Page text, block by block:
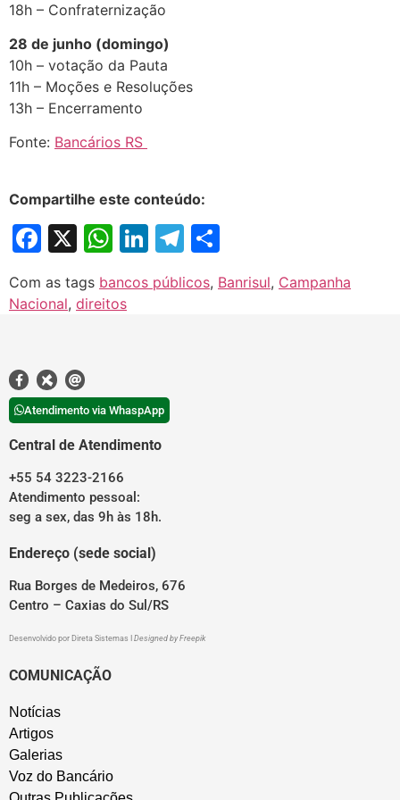
18h – Confraternização
28 de junho (domingo)
10h – votação da Pauta
11h – Moções e Resoluções
13h – Encerramento
Fonte: Bancários RS
Compartilhe este conteúdo:
Facebook
X WhatsApp
LinkedIn
Telegram
Com as tags bancos públicos, Banrisul, Campanha
Nacional, direitos
Atendimento via WhaspApp
Central de Atendimento
+55 54 3223-2166
Atendimento pessoal:
seg a sex, das 9h às 18h.
Endereço (sede social)
Rua Borges de Medeiros, 676
Centro – Caxias do Sul/RS
Desenvolvido por Direta Sistemas Designed by Freepik
COMUNICAÇÃO
Notícias
Artigos
Galerias
Voz do Bancário